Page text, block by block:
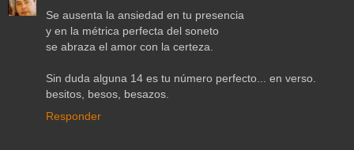
Se ausenta la ansiedad en tu presencia
y en la métrica perfecta del soneto
se abraza el amor con la certeza.
Sin duda alguna 14 es tu número perfecto... en verso.
besitos, besos, besazos.
Responder